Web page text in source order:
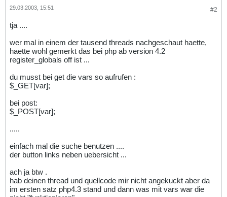
#2
29.03.2003, 15:51
tja ....
wer mal in einem der tausend threads nachgeschaut haette,
haette wohl gemerkt das bei php ab version 4.2
register_globals off ist ...
du musst bei get die vars so aufrufen :
$_GET[var];
bei post:
$_POST[var];
.....
einfach mal die suche benutzen ....
der button links neben uebersicht ...
ach ja btw .
hab deinen thread und quellcode mir nicht angekuckt aber da
im ersten satz php4.3 stand und dann was mit vars war die